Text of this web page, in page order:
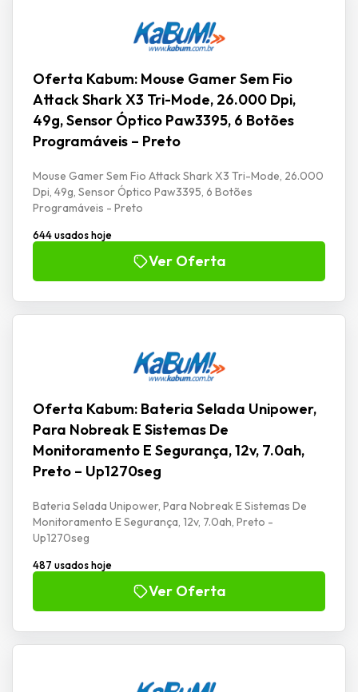
Oferta Kabum: Mouse Gamer Sem Fio
Attack Shark X3 Tri-Mode, 26.000 Dpi,
49g, Sensor Óptico Paw3395, 6 Botões
Programáveis – Preto
Mouse Gamer Sem Fio Attack Shark X3 Tri-Mode, 26.000
Dpi, 49g, Sensor Óptico Paw3395, 6 Botões
Programáveis - Preto
644 usados hoje
Ver Oferta
Oferta Kabum: Bateria Selada Unipower,
Para Nobreak E Sistemas De
Monitoramento E Segurança, 12v, 7.0ah,
Preto – Up1270seg
Bateria Selada Unipower, Para Nobreak E Sistemas De
Monitoramento E Segurança, 12v, 7.0ah, Preto -
Up1270seg
487 usados hoje
Ver Oferta